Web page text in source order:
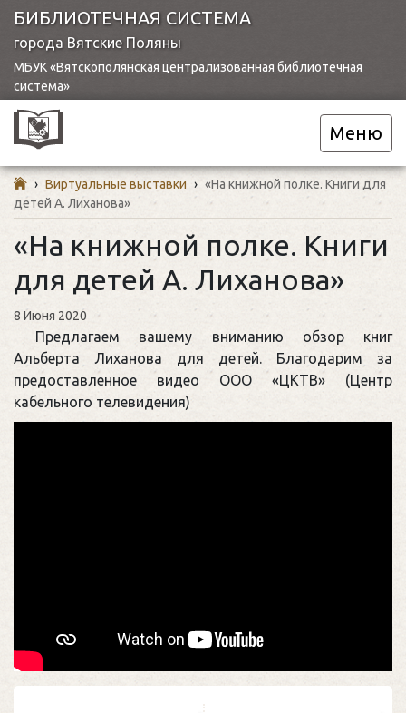
БИБЛИОТЕЧНАЯ СИСТЕМА
города Вятские Поляны
МБУК «Вятскополянская централизованная библиотечная
система»
Меню
› Виртуальные выставки › «На книжной полке. Книги для
детей А. Лиханова»
«На книжной полке. Книги
для детей А. Лиханова»
8 Июня 2020
Предлагаем вашему вниманию обзор книг
Альберта Лиханова для детей. Благодарим за
предоставленное видео ООО «ЦКТВ» (Центр
кабельного телевидения)